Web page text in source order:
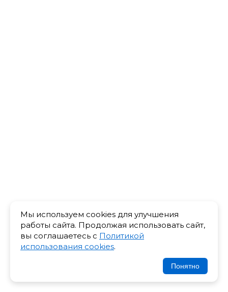
Мы используем cookies для улучшения
работы сайта. Продолжая использовать сайт,
вы соглашаетесь с Политикой
использования cookies.
Понятно